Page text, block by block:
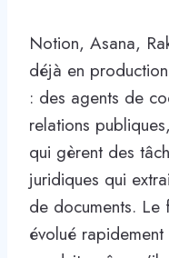
Notion, Asana,
déjà en
: des agents de
relations
qui gèrent des
juridiques qui
de documents. Le
évolué